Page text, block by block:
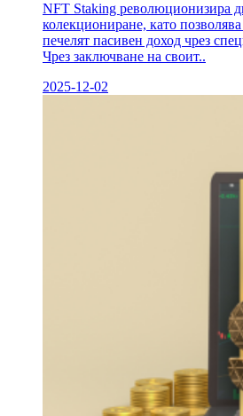
NFT Staking революционизира
колекциониране, като
печелят пасивен доход чрез
Чрез заключване на своит..
2025-12-02